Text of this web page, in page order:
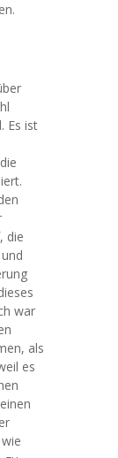
Es ist
die
war
als
es